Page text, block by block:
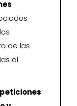
de las
al